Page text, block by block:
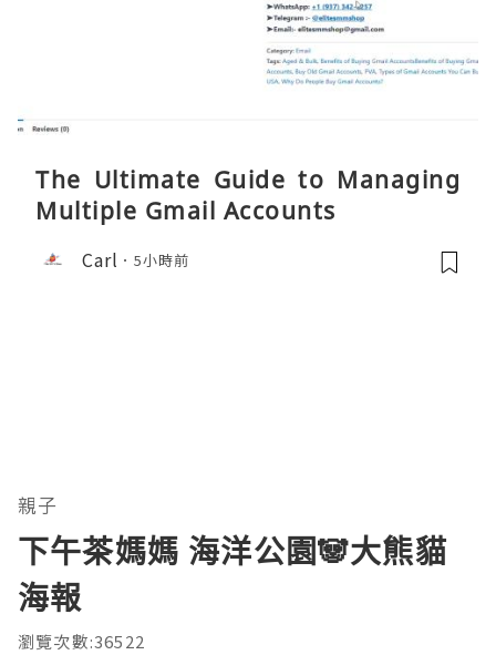
The Ultimate Guide to Managing
Multiple Gmail Accounts
Carl 5小時前
親子
下午茶媽媽 海洋公園🐼大熊貓
海報
瀏覽次數:36522